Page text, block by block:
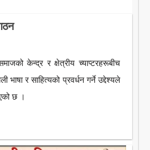
केन्द्र र क्षेत्रीय च्याप्टरहरूबीच
भाषा र साहित्यको प्रवर्धन गर्ने उद्देश्यले
छ ।